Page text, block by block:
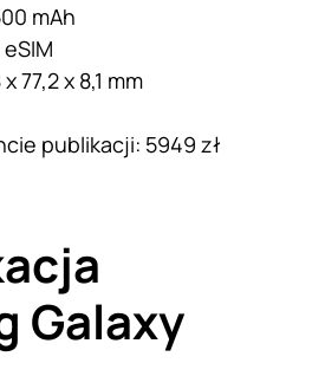
mAh
77,2 x 8,1 mm
publikacji: 5949 zł
Galaxy